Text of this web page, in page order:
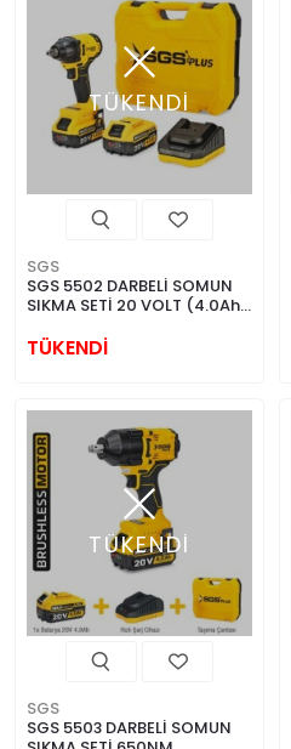
TÜKENDİ
SGS
SGS 5502 DARBELİ SOMUN
SIKMA SETİ 20 VOLT (4.0Ah)
TÜKENDİ
TÜKENDİ
SGS
SGS 5503 DARBELİ SOMUN